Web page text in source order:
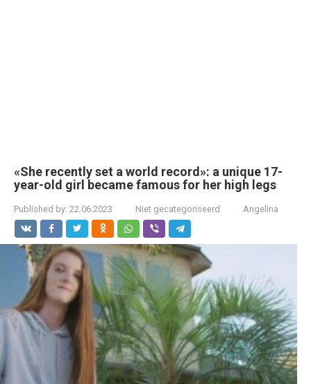
«She recently set a world record»: a unique 17-
year-old girl became famous for her high legs
Published by: 22.06.2023 Niet gecategoriseerd Angelina